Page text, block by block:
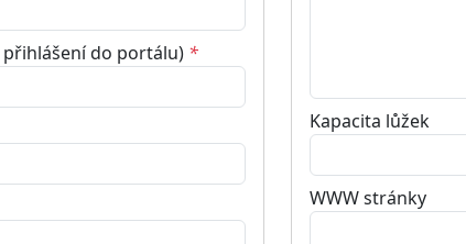
do portálu) *
Kapacita lůžek
WWW stránky